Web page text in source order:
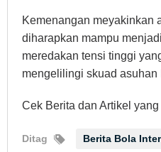
Kemenangan meyakinkan
diharapkan mampu
meredakan tensi tinggi
mengelilingi skuad asuhan
Cek Berita dan Artikel
Ditag Berita Bola